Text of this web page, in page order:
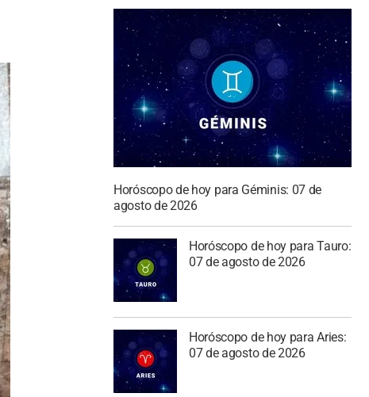
Horóscopo de hoy para Géminis: 07 de
agosto de 2026
Horóscopo de hoy para Tauro:
07 de agosto de 2026
Horóscopo de hoy para Aries:
07 de agosto de 2026